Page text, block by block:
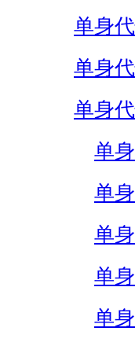
单身
单身
单身
单
单
单
单
单